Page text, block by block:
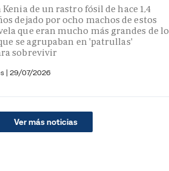
de un rastro fósil de hace 1,4
dejado por ocho machos de estos
que eran mucho más grandes de lo
se agrupaban en 'patrullas'
sobrevivir
| 29/07/2026
Ver más noticias